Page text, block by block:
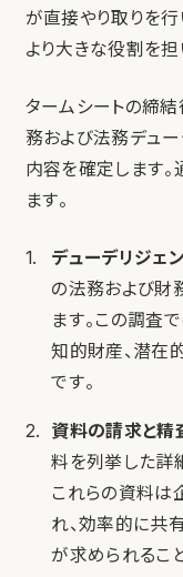
が直接やり取りを
より大きな役割を担
タームシートの締
務および法務デュ
内容を確定します
ます。
デューデリジェ
の法務および財
ます。この調査
知的財産、潜在
です。
資料の請求と精
料を列挙した詳
これらの資料は
れ、効率的に共
が求められるこ